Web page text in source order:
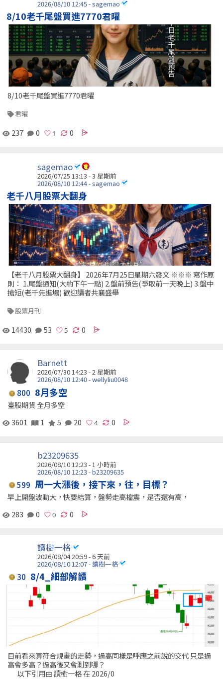
2026/08/10 12:45 - sagemao
8/10老千尾盤買進7770君曜
8/10老千尾盤買進7770君曜
君曜
237 0 0
sagemao
2026/07/25 13:13 - 3 星期前
2026/08/10 12:44 - sagemao
老千八月股票大翻身
【老千八月股票大翻身】 2026年7月25日星期六發文 ※※※ 寫作原
則： 1.尾盤通知(大約下午一點) 2.盤前預告(爭取前一天晚上) 3.盤中
搶短(老千先進場) 歡迎讀者共襄盛舉
股票月刊
14430 53 0
Barnett
2026/07/30 14:23 - 2 星期前
2026/08/10 12:40 - wellyliu0048
800 8月多空
臺股期貨 全月多空
3601
1 5 20 0
b23209635
2026/08/10 12:23 -1 小時前
2026/08/10 12:23 - b23209635
599 周一大漲後，接下來，往，目標？
早上開盤波動大，快要結算，盤勢走高檔震，是否還有高，
283
0 0
讀樹一格
2026/08/04 20:59 - 6 天前
2026/08/10 12:07 - 讀樹一格
30 8/4_細部解讀
目前看來算符合規畫的走勢，過高同樣是呼應之前說的交代 只是過
高會多高？過高後又會測到哪？
以下引用由 讀樹一格 在 2026/0